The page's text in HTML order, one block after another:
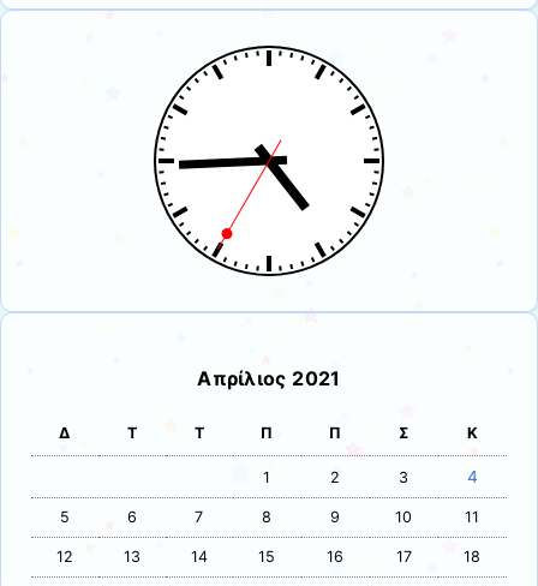
Απρίλιος 2021
Δ Τ Τ Π Π Σ Κ
1 2 3 4
5 6 7 8 9 10 11
12 13 14 15 16 17 18